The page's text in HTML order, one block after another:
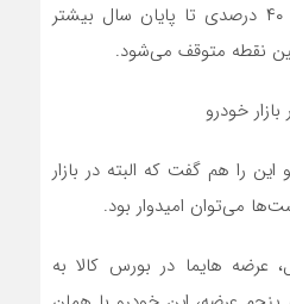
با تورم درست باشد، تورم ۴۰ درصدی تا پایان سال بیشتر
نقطه متوقف می‌شود.
خودرو
را هم گفت که البته در بازار
می‌توان امیدوار بود.
عرضه هایما در بورس کالا به